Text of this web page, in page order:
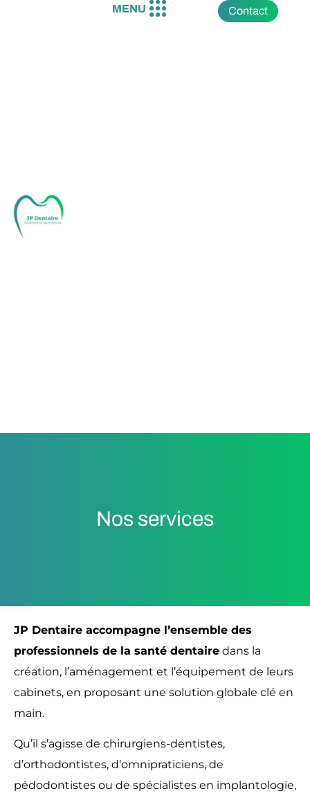
Contact
Nos services
JP Dentaire accompagne l’ensemble des
professionnels de la santé dentaire dans la
création, l’aménagement et l’équipement de leurs
cabinets, en proposant une solution globale clé en
main.
Qu’il s’agisse de chirurgiens-dentistes,
d’orthodontistes, d’omnipraticiens, de
pédodontistes ou de spécialistes en implantologie,